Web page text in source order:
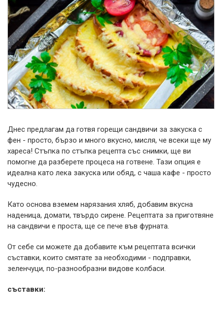
Днес предлагам да готвя горещи сандвичи за закуска с
фен - просто, бързо и много вкусно, мисля, че всеки ще му
хареса! Стъпка по стъпка рецепта със снимки, ще ви
помогне да разберете процеса на готвене. Тази опция е
идеална като лека закуска или обяд, с чаша кафе - просто
чудесно.
Като основа вземем нарязания хляб, добавим вкусна
наденица, домати, твърдо сирене. Рецептата за приготвяне
на сандвичи е проста, ще се пече във фурната.
От себе си можете да добавите към рецептата всички
съставки, които смятате за необходими - подправки,
зеленчуци, по-разнообразни видове колбаси.
съставки: